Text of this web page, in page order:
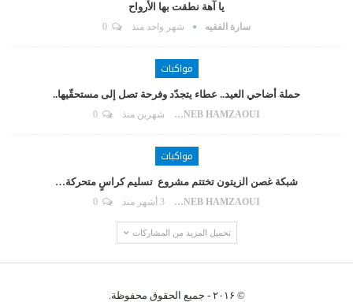
يا آهة نطقت بها الأرواح
سارة الفقيه شهر واحد منذ
مواكبات
حملة أضاحي العيد.. عطاء يتجدّد وفرحة تصل إلى مستحقّيها..
ZAYNEB HAMZAOUI شهرين منذ
مواكبات
شبكة غصن الزيتون تختتم مشروع تسليم كراسٍ متحركة…
ZAYNEB HAMZAOUI 3 أشهر منذ
تحميل المزيد من المشاركات
© ۲۰۱۶ - جميع الحقوق محفوظة.